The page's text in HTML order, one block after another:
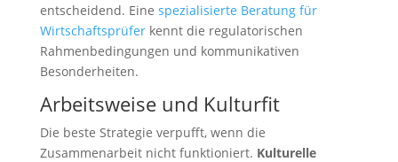
entscheidend. Eine spezialisierte Beratung für
Wirtschaftsprüferkennt die regulatorischen
Rahmenbedingungen und kommunikativen
Besonderheiten.
Arbeitsweise und Kulturfit
Die beste Strategie verpufft, wenn die
Zusammenarbeit nicht funktioniert. Kulturelle